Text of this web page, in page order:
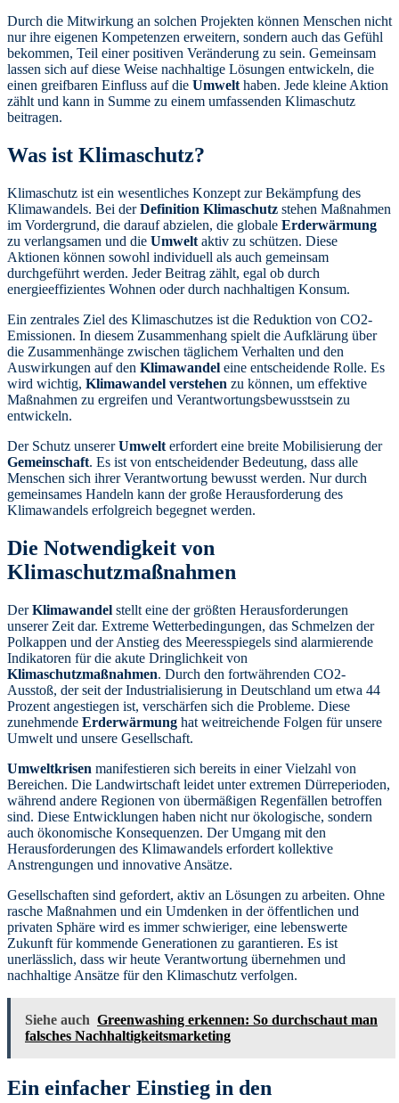
Durch die Mitwirkung an solchen Projekten können Menschen nicht
nur ihre eigenen Kompetenzen erweitern, sondern auch das Gefühl
bekommen, Teil einer positiven Veränderung zu sein. Gemeinsam
lassen sich auf diese Weise nachhaltige Lösungen entwickeln, die
einen greifbaren Einfluss auf die Umwelt haben. Jede kleine Aktion
zählt und kann in Summe zu einem umfassenden Klimaschutz
beitragen.
Was ist Klimaschutz?
Klimaschutz ist ein wesentliches Konzept zur Bekämpfung des
Klimawandels. Bei derDefinition Klimaschutz stehen Maßnahmen
im Vordergrund, die darauf abzielen, die globale Erderwärmung
zu verlangsamen und die Umwelt aktiv zu schützen. Diese
Aktionen können sowohl individuell als auch gemeinsam
durchgeführt werden. Jeder Beitrag zählt, egal ob durch
energieeffizientes Wohnen oder durch nachhaltigen Konsum.
Ein zentrales Ziel des Klimaschutzes ist die Reduktion von CO2-
Emissionen. In diesem Zusammenhang spielt die Aufklärung über
die Zusammenhänge zwischen täglichem Verhalten und den
Auswirkungen auf den Klimawandel eine entscheidende Rolle. Es
wird wichtig, Klimawandel verstehen zu können, um effektive
Maßnahmen zu ergreifen und Verantwortungsbewusstsein zu
entwickeln.
Der Schutz unsererUmwelt erfordert eine breite Mobilisierung der
Gemeinschaft. Es ist von entscheidender Bedeutung, dass alle
Menschen sich ihrer Verantwortung bewusst werden. Nur durch
gemeinsames Handeln kann der große Herausforderung des
Klimawandels erfolgreich begegnet werden.
Die Notwendigkeit von
Klimaschutzmaßnahmen
DerKlimawandel stellt eine der größten Herausforderungen
unserer Zeit dar. Extreme Wetterbedingungen, das Schmelzen der
Polkappen und der Anstieg des Meeresspiegels sind alarmierende
Indikatoren für die akute Dringlichkeit von
Klimaschutzmaßnahmen. Durch den fortwährenden CO2-
Ausstoß, der seit der Industrialisierung in Deutschland um etwa 44
Prozent angestiegen ist, verschärfen sich die Probleme. Diese
zunehmende Erderwärmung hat weitreichende Folgen für unsere
Umwelt und unsere Gesellschaft.
Umweltkrisen manifestieren sich bereits in einer Vielzahl von
Bereichen. Die Landwirtschaft leidet unter extremen Dürreperioden,
während andere Regionen von übermäßigen Regenfällen betroffen
sind. Diese Entwicklungen haben nicht nur ökologische, sondern
auch ökonomische Konsequenzen. Der Umgang mit den
Herausforderungen des Klimawandels erfordert kollektive
Anstrengungen und innovative Ansätze.
Gesellschaften sind gefordert, aktiv an Lösungen zu arbeiten. Ohne
rasche Maßnahmen und ein Umdenken in der öffentlichen und
privaten Sphäre wird es immer schwieriger, eine lebenswerte
Zukunft für kommende Generationen zu garantieren. Es ist
unerlässlich, dass wir heute Verantwortung übernehmen und
nachhaltige Ansätze für den Klimaschutz verfolgen.
Siehe auch Greenwashing erkennen: So durchschaut man
falsches Nachhaltigkeitsmarketing
Ein einfacher Einstieg in den